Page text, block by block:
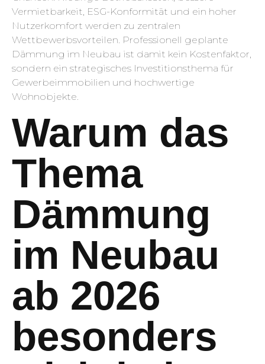
Vermietbarkeit, ESG-Konformität und ein hoher
Nutzerkomfort werden zu zentralen
Wettbewerbsvorteilen. Professionell geplante
Dämmung im Neubau ist damit kein Kostenfaktor,
sondern ein strategisches Investitionsthema für
Gewerbeimmobilien und hochwertige
Wohnobjekte.
Warum das
Thema
Dämmung
im Neubau
ab 2026
besonders